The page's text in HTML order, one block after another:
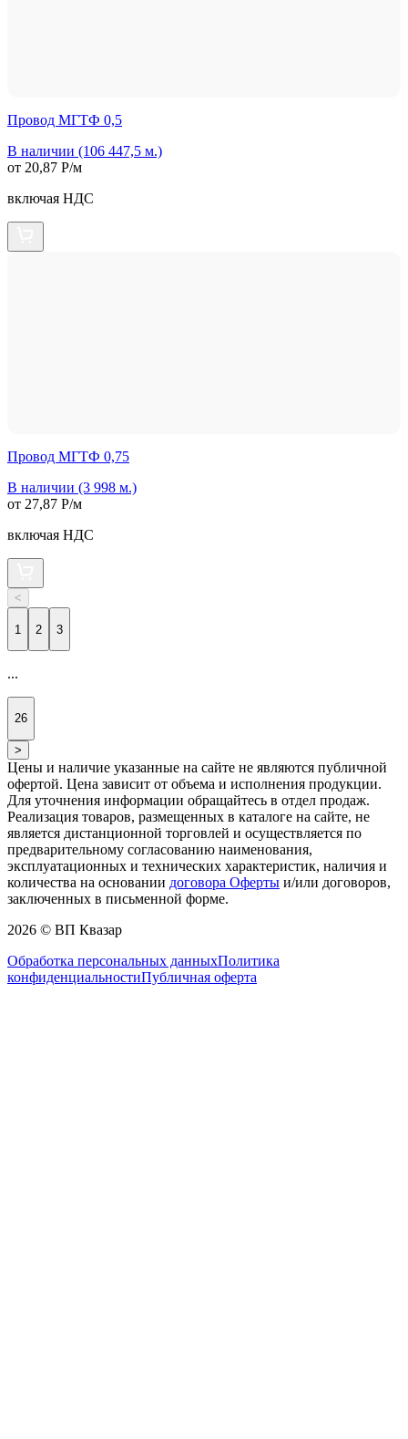
Провод МГТФ 0,5
В наличии (106 447,5 м.)
от 20,87 Р/м
включая НДС
Провод МГТФ 0,75
В наличии (3 998 м.)
от 27,87 Р/м
включая НДС
<
1 2 3
...
26
>
Цены и наличие указанные на сайте не являются публичной
офертой. Цена зависит от объема и исполнения продукции.
Для уточнения информации обращайтесь в отдел продаж.
Реализация товаров, размещенных в каталоге на сайте, не
является дистанционной торговлей и осуществляется по
предварительному согласованию наименования,
эксплуатационных и технических характеристик, наличия и
количества на основании договора Оферты и/или договоров,
заключенных в письменной форме.
2026 © ВП Квазар
Обработка персональных данныхПолитика
конфиденциальностиПубличная оферта